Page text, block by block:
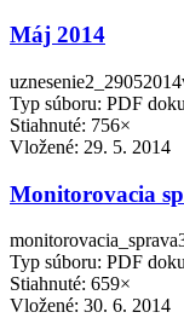
Máj 2014
Typ súboru: PDF
Stiahnuté: 756×
Vložené: 29. 5. 2014
Monitorovacia
Typ súboru: PDF
Stiahnuté: 659×
Vložené: 30. 6. 2014